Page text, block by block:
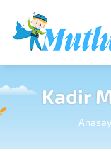
Kadir